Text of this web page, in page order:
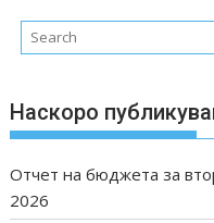
Наскоро
Отчет на бюджета за
2026